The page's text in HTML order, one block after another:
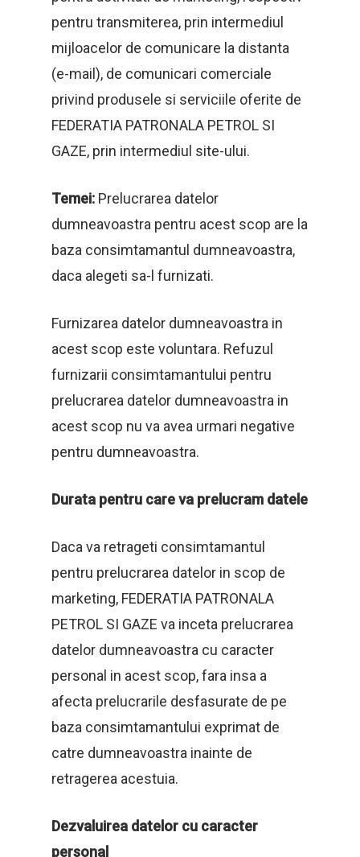
pentru transmiterea, prin intermediul
mijloacelor de comunicare la distanta
(e-mail), de comunicari comerciale
privind produsele si serviciile oferite de
FEDERATIA PATRONALA PETROL SI
GAZE, prin intermediul site-ului.
Temei: Prelucrarea datelor
dumneavoastra pentru acest scop are la
baza consimtamantul dumneavoastra,
daca alegeti sa-l furnizati.
Furnizarea datelor dumneavoastra in
acest scop este voluntara. Refuzul
furnizarii consimtamantului pentru
prelucrarea datelor dumneavoastra in
acest scop nu va avea urmari negative
pentru dumneavoastra.
Durata pentru care va prelucram datele
Daca va retrageti consimtamantul
pentru prelucrarea datelor in scop de
marketing, FEDERATIA PATRONALA
PETROL SI GAZE va inceta prelucrarea
datelor dumneavoastra cu caracter
personal in acest scop, fara insa a
afecta prelucrarile desfasurate de pe
baza consimtamantului exprimat de
catre dumneavoastra inainte de
retragerea acestuia.
Dezvaluirea datelor cu caracter
personal